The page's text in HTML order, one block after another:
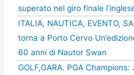
superato nel giro finale
ITALIA, NAUTICA, EVENTO,
torna a Porto Cervo
60 anni di Nautor Swan
GOLF,GARA. PGA